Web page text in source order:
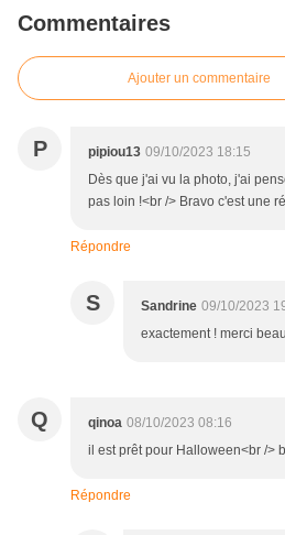
Commentaires
Ajouter un commentaire
P pipiou13 09/10/2023 18:15
Dès que j'ai vu la photo, j'ai
pas loin !<br /> Bravo c'est une
Répondre
S Sandrine 09/10/2023
exactement ! merci
Q qinoa 08/10/2023 08:16
il est prêt pour Halloween<br />
Répondre